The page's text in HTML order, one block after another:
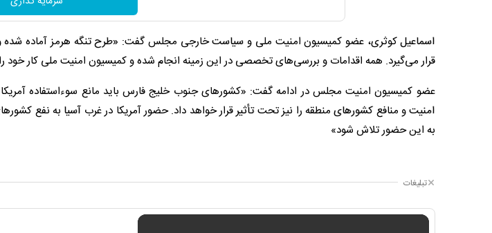
اسماعیل کوثری، عضو کمیسیون امنیت ملی و سیاست خارجی مجلس گفت: «طرح تنگه هرمز آماده شده
قرار می‌گیرد. همه اقدامات و بررسی‌های تخصصی در این زمینه انجام شده و کمیسیون امنیت ملی کار خود
عضو کمیسیون امنیت مجلس در ادامه گفت: «کشورهای جنوب خلیج فارس باید مانع سوءاستفاده آمریکا
امنیت و منافع کشورهای منطقه را نیز تحت تأثیر قرار خواهد داد. حضور آمریکا در غرب آسیا به نفع
به این حضور تلاش شود»
تبلیغات